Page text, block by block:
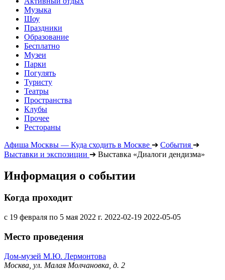
Музыка
Шоу
Праздники
Образование
Бесплатно
Музеи
Парки
Погулять
Туристу
Театры
Пространства
Клубы
Прочее
Рестораны
Афиша Москвы — Куда сходить в Москве ➔ События ➔
Выставки и экспозиции ➔ Выставка «Диалоги дендизма»
Информация о событии
Когда проходит
с 19 февраля по 5 мая 2022 г. 2022-02-19 2022-05-05
Место проведения
Дом-музей М.Ю. Лермонтова
Москва, ул. Малая Молчановка, д. 2